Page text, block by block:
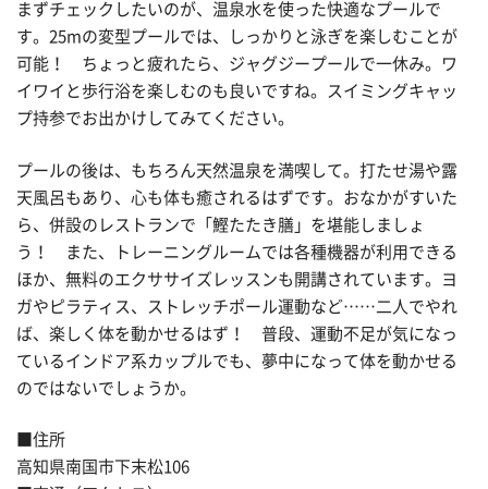
まずチェックしたいのが、温泉水を使った快適なプールで
す。25mの変型プールでは、しっかりと泳ぎを楽しむことが
可能！ ちょっと疲れたら、ジャグジープールで一休み。ワ
イワイと歩行浴を楽しむのも良いですね。スイミングキャッ
プ持参でお出かけしてみてください。
プールの後は、もちろん天然温泉を満喫して。打たせ湯や露
天風呂もあり、心も体も癒されるはずです。おなかがすいた
ら、併設のレストランで「鰹たたき膳」を堪能しましょ
う！ また、トレーニングルームでは各種機器が利用できる
ほか、無料のエクササイズレッスンも開講されています。ヨ
ガやピラティス、ストレッチポール運動など……二人でやれ
ば、楽しく体を動かせるはず！ 普段、運動不足が気になっ
ているインドア系カップルでも、夢中になって体を動かせる
のではないでしょうか。
■住所
高知県南国市下末松106